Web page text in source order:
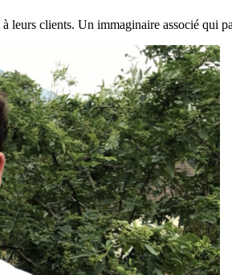
leurs clients. Un immaginaire associé qui